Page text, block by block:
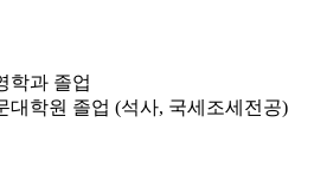
학과 졸업
대학원 졸업 (석사, 국세조세전공)